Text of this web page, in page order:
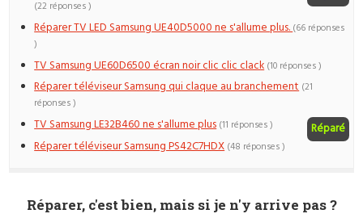
(22 réponses )
Réparer TV LED Samsung UE40D5000 ne s'allume plus.(66 réponses
)
TV Samsung UE60D6500 écran noir clic clic clack (10 réponses )
Réparer téléviseur Samsung qui claque au branchement (21
réponses )
TV Samsung LE32B460 ne s'allume plus Réparé
(11 réponses )
Réparer téléviseur Samsung PS42C7HDX (48 réponses )
Réparer, c'est bien, mais si je n'y arrive pas ?